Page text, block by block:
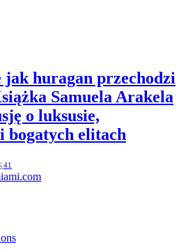
huragan przechodzi
Samuela Arakela
o luksusie,
bogatych elitach
41